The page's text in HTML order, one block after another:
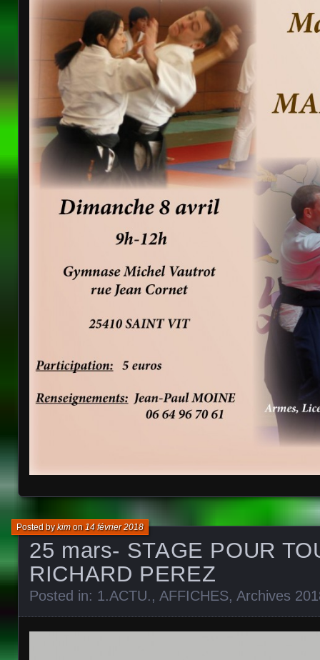
25 mars- STAGE POUR
RICHARD PEREZ
Posted bykimon 14 février 2018
Posted in: 1.ACTU., AFFICHES, Archives